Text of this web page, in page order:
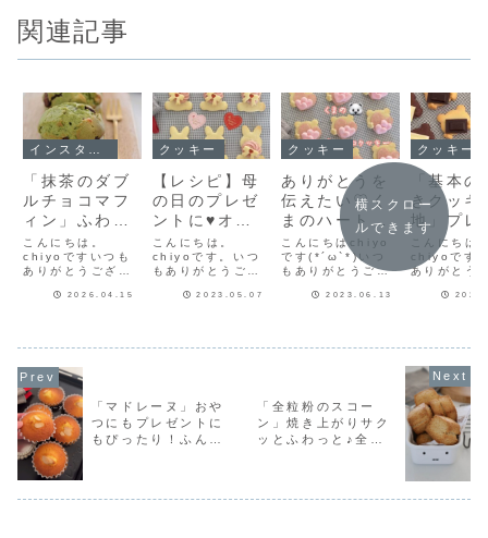
関連記事
「抹茶のダブ
ルチョコマフ
ィン」ふわふ
わマフィンに
板チョコたっ
ぷり🍫ちょっ
とリッチなお
こんにちは。
chiyoですいつも
ありがとうござい
に２種類の板チョ
じゃないミルクチ
ョコとホワイトチ
ョコ🍫🍫生地をか
ぶせて焼きます。
レシピはcottaさ
んで公開し...
2026.04.15
クッキー
【レシピ】母
の日のプレゼ
ントに♥オリ
ジナルクッキ
ーはいかが？
【うさぎのお
花クッキー】
こんにちは。
chiyoです。いつ
もありがとうござ
ていたセリアさん
動画をあげていま
す。よかったらご
覧下さい。※再...
2023.05.07
クッキー
ありがとうを
伝えたい♡く
まのハートマ
シュマロクッ
キー💕父の日
のプレゼント
におすすめ♡
こんにちはchiyo
です(*´ω`*)いつ
もありがとうござ
プレゼントにもお
さい。※再生する
と音楽が流れます♪
＜イ...
2023.06.13
クッキー
「基本
きクッキ
地」プレ
生地と
生地を同
作る！簡
シピを
こんにちは
chiyoです
ありがとう
いくだけの
地を同時に
単レシピを
ます。2色
を別々で作
面倒だから
本の型抜き
横スクロー
ルできます
「マドレーヌ」おや
つにもプレゼントに
もぴったり！ふんわ
「全粒粉のスコー
ン」焼き上がりサク
ッとふわっと♪全粒